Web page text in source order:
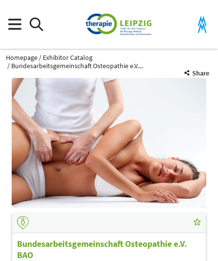
Homepage
Exhibitor Catalog
Bundesarbeitsgemeinschaft Osteopathie e.V....
Share
Bundesarbeitsgemeinschaft Osteopathie e.V.
BAO